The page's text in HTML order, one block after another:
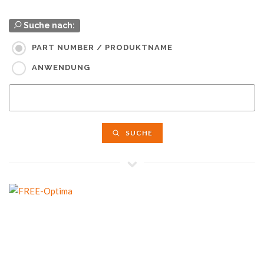
Suche nach:
PART NUMBER / PRODUKTNAME
ANWENDUNG
SUCHE